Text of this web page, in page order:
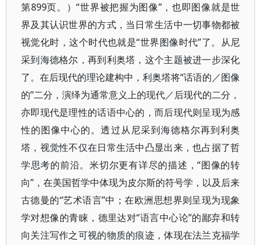
第899页。）“世界被把握为图像”，也即图像就是世
界及其认识世界的方式，当日常生活中一切事物都被
视觉化时，这个时代也就是“世界图像时代”了。从尼
采到海德格尔，再到利奥塔，这个主题被进一步深化
了。在后现代的理论建构中，利奥塔将“话语的／图像
的”二分，演绎为通常意义上的现代／后现代的二分，
亦即现代是理性的话语中心的，而后现代则呈现为感
性的图像中心的。透过从尼采到海德格尔再到利奥
塔，视觉性不仅在日常生活中凸显出来，也占据了哲
学思考的前沿。米切尔更有详尽的描述，“图像的转
向”，在美国哲学中体现为皮尔斯的符号学，以及后来
古德曼的“艺术语言”中；在欧洲思想界则呈现为现象
学对想像的青睐，德里达对“语言中心论”的鄙弃和转
向关注写作之可视的物质的痕迹，体现在法兰克福学